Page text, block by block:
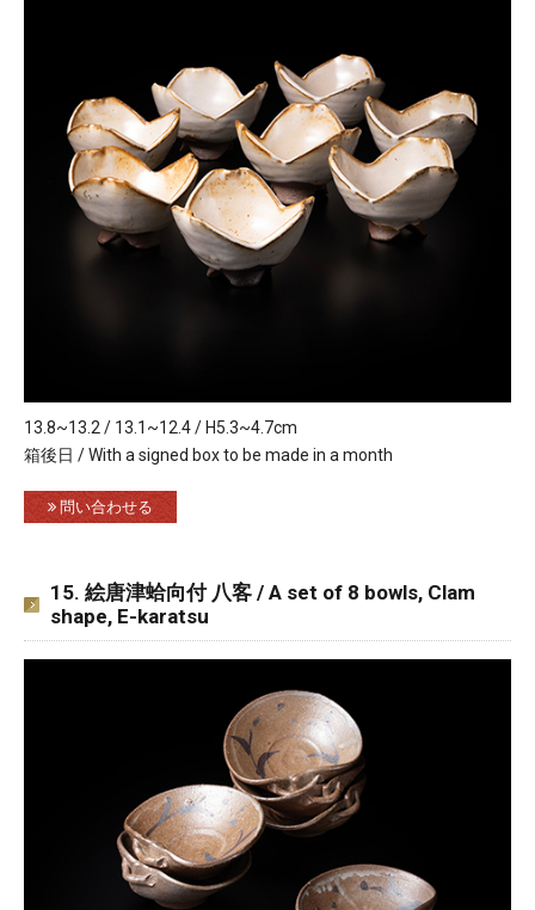
13.8~13.2 / 13.1~12.4 / H5.3~4.7cm
箱後日 / With a signed box to be made in a month
問い合わせる
15. 絵唐津蛤向付 八客 / A set of 8 bowls, Clam
shape, E-karatsu